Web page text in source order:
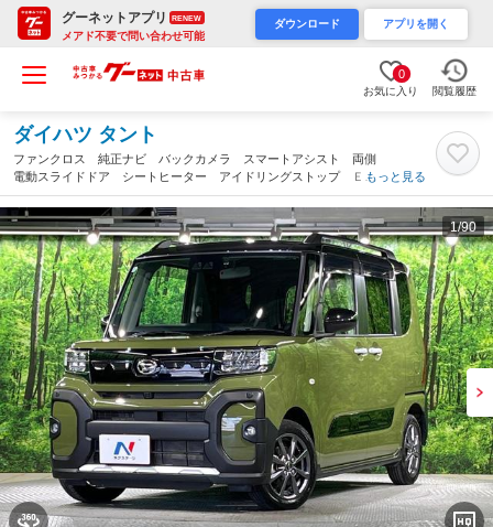
グーネットアプリ RENEW
メアド不要で問い合わせ可能
ダウンロード アプリを開く
0
お気に入り 閲覧履歴
ダイハツ タント
ファンクロス 純正ナビ バックカメラ スマートアシスト 両側
電動スライドドア シートヒーター アイドリングストップ ＥＴ
Ｃ ドライブレコーダー オートエアコン スマートキー ＬＥＤ
ヘッドライト ＵＳＢメモリ（大阪府）
もっと見る
1/90